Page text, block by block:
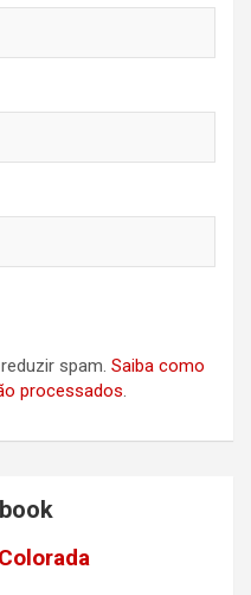
spam. Saiba como
processados.